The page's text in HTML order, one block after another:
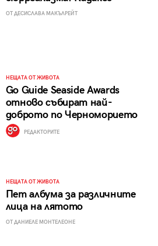
ОТ ДЕСИСЛАВА МАКЪЛРЕЙТ
НЕЩАТА ОТ ЖИВОТА
Go Guide Seaside Awards
отново събират най-
доброто по Черноморието
РЕДАКТОРИТЕ
НЕЩАТА ОТ ЖИВОТА
Пет албума за различните
лица на лятото
ОТ ДАНИЕЛЕ МОНТЕЛЕОНЕ